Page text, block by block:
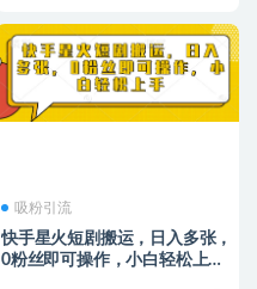
吸粉引流
快手星火短剧搬运，日入多张，
0粉丝即可操作，小白轻松上手